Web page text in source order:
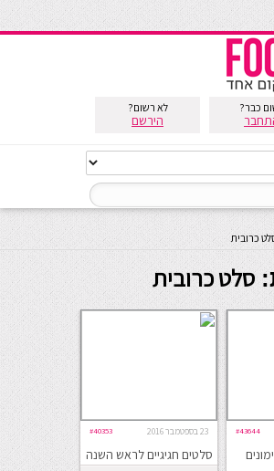
כבר? לא רשום?
הירשם
כרובית
סלט כרובית
#43644 23 בספטמבר 2016 #40353
סלטים חגיגיים לראש השנה